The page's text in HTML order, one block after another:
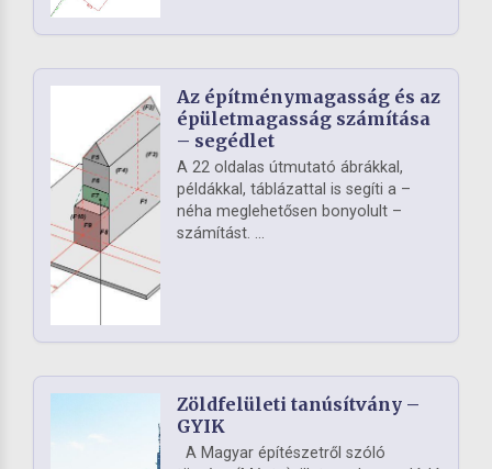
Az építménymagasság és az
épületmagasság számítása
– segédlet
A 22 oldalas útmutató ábrákkal,
példákkal, táblázattal is segíti a –
néha meglehetősen bonyolult –
számítást. ...
Zöldfelületi tanúsítvány –
GYIK
A Magyar építészetről szóló